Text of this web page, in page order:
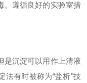
。遵循良好的实验室措
是沉淀可以用作上清液
法有时被称为“盐析"技